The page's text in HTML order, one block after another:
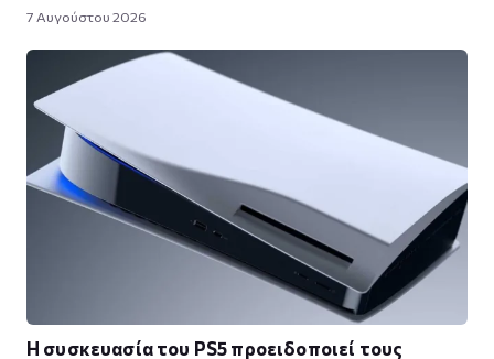
7 Αυγούστου 2026
Η συσκευασία του PS5 προειδοποιεί τους